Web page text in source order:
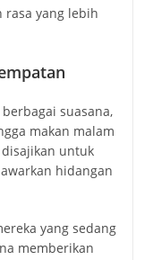
rasa yang lebih
suasana,
makan malam
untuk
hidangan
yang sedang
memberikan